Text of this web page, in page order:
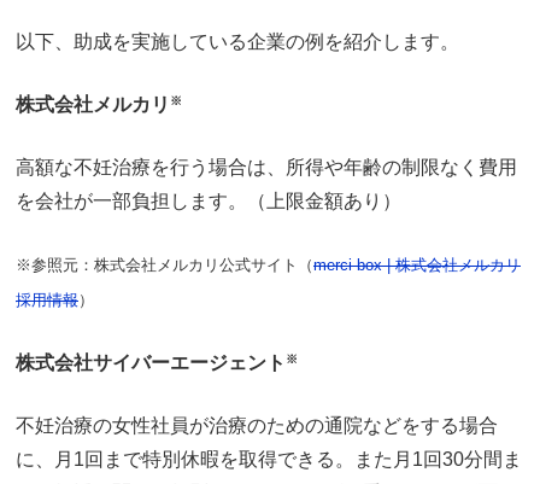
以下、助成を実施している企業の例を紹介します。
株式会社メルカリ ※
高額な不妊治療を行う場合は、所得や年齢の制限なく費用
を会社が一部負担します。（上限金額あり）
※参照元：株式会社メルカリ公式サイト（merci box | 株式会社メルカリ
採用情報）
株式会社サイバーエージェント ※
不妊治療の女性社員が治療のための通院などをする場合
に、月1回まで特別休暇を取得できる。また月1回30分間ま